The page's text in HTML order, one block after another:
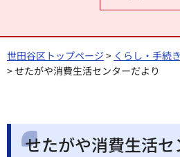
世田谷区トップページ > くらし・手続き
> せたがや消費生活センターだより
せたがや消費生活セ